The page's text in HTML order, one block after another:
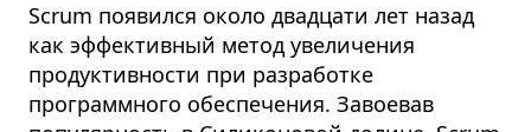
Scrum появился около двадцати лет назад
как эффективный метод увеличения
продуктивности при разработке
программного обеспечения. Завоевав